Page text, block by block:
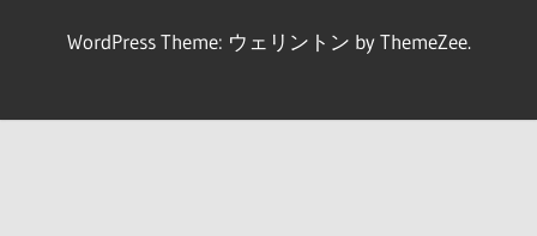
WordPress Theme: ウェリントン by ThemeZee.